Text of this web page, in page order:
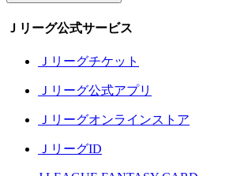
Ｊリーグ公式サービス
Ｊリーグチケット
Ｊリーグ公式アプリ
Ｊリーグオンラインストア
ＪリーグID